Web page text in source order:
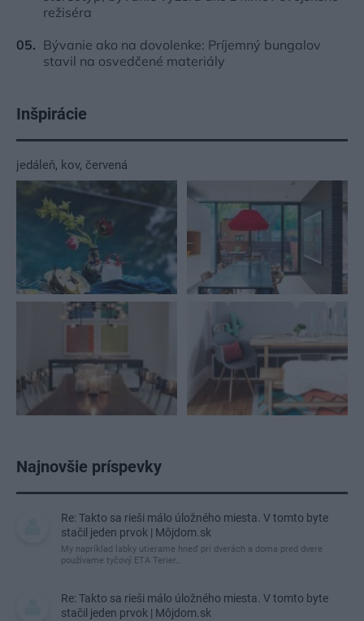
režiséra
Bývanie ako na dovolenke: Príjemný bungalov
stavil na osvedčené materiály
Inšpirácie
jedáleň, kov, červená
Najnovšie príspevky
Re: Takto sa rieši málo úložného miesta. V tomto byte
stačil jeden prvok | Môjdom.sk
My napríklad labky utierame hneď pri dverách a doma pred dvere
používame tyčový ETA Terier…
Re: Takto sa rieši málo úložného miesta. V tomto byte
stačil jeden prvok | Môjdom.sk